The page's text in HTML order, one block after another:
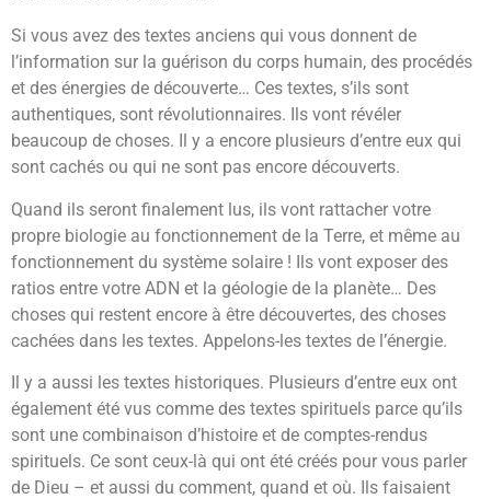
Si vous avez des textes anciens qui vous donnent de
l’information sur la guérison du corps humain, des procédés
et des énergies de découverte… Ces textes, s’ils sont
authentiques, sont révolutionnaires. Ils vont révéler
beaucoup de choses. Il y a encore plusieurs d’entre eux qui
sont cachés ou qui ne sont pas encore découverts.
Quand ils seront finalement lus, ils vont rattacher votre
propre biologie au fonctionnement de la Terre, et même au
fonctionnement du système solaire ! Ils vont exposer des
ratios entre votre ADN et la géologie de la planète… Des
choses qui restent encore à être découvertes, des choses
cachées dans les textes. Appelons-les textes de l’énergie.
Il y a aussi les textes historiques. Plusieurs d’entre eux ont
également été vus comme des textes spirituels parce qu’ils
sont une combinaison d’histoire et de comptes-rendus
spirituels. Ce sont ceux-là qui ont été créés pour vous parler
de Dieu – et aussi du comment, quand et où. Ils faisaient